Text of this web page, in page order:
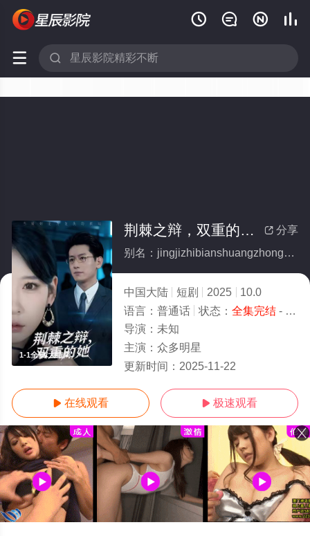
   
 
1-1全集/大结局
 分享
荆棘之辩，双重的她(全集)
别名：jingjizhibianshuangzhongdeta
中国大陆 短剧 2025
10.0
语言： 普通话 状态： 全集完结- 免费在线观看
导演： 未知
主演： 众多明星
更新时间： 2025-11-22
 在线观看  极速观看